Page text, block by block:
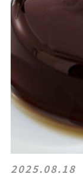
2025.08.18